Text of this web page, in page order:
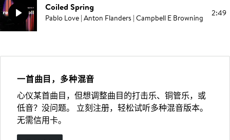
Coiled Spring
Pablo Love | Anton Flanders | Campbell E Browning 2:49
一首曲目，多种混音
心仪某首曲目，但想调整曲目的打击乐、铜管乐，或
低音？没问题。 立刻注册，轻松试听多种混音版本。
无需信用卡。